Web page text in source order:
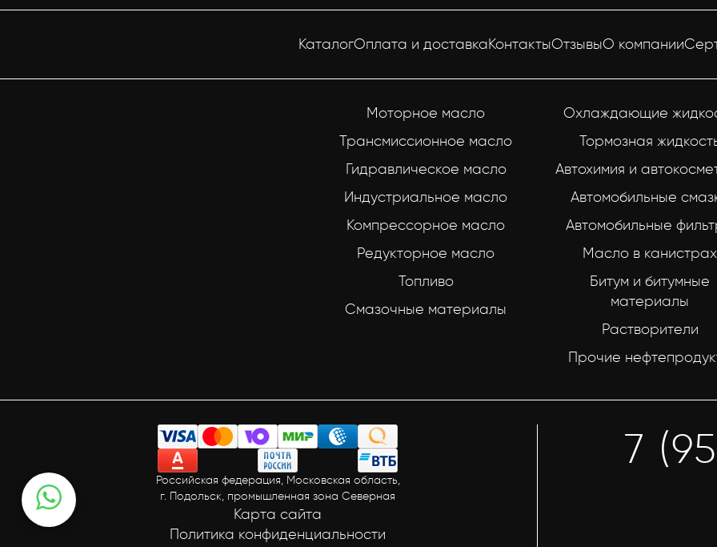
КаталогОплата и доставкаКонтактыОтзывыО компании
Моторное масло
Трансмиссионное масло
Гидравлическое масло
Индустриальное масло
Компрессорное масло
Редукторное масло
Топливо
Смазочные материалы
Охлаждающие
Тормозная
Автохимия и
Автомобильные
Автомобильные
Масло в канистрах
Битум и битумные
материалы
Растворители
Прочие
Российская федерация, Московская область,
г. Подольск, промышленная зона Северная
Политика конфиденциальности
Карта сайта
7